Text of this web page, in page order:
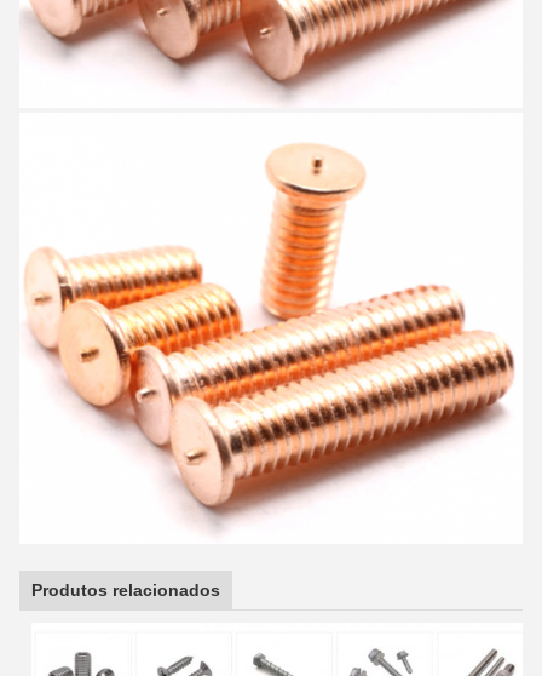
Produtos relacionados